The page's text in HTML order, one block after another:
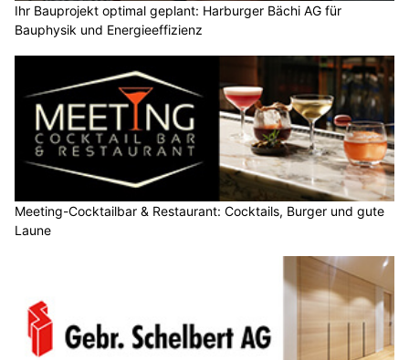
Ihr Bauprojekt optimal geplant: Harburger Bächi AG für
Bauphysik und Energieeffizienz
Meeting-Cocktailbar & Restaurant: Cocktails, Burger und gute
Laune